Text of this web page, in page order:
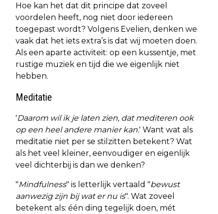
Hoe kan het dat dit principe dat zoveel
voordelen heeft, nog niet door iedereen
toegepast wordt? Volgens Evelien, denken we
vaak dat het iets extra’s is dat wij moeten doen.
Als een aparte activiteit: op een kussentje, met
rustige muziek en tijd die we eigenlijk niet
hebben.
Meditatie
'Daarom wil ik je laten zien, dat mediteren ook
op een heel andere manier kan.' Want wat als
meditatie niet per se stilzitten betekent? Wat
als het veel kleiner, eenvoudiger en eigenlijk
veel dichterbij is dan we denken?
"Mindfulness" is letterlijk vertaald "bewust
aanwezig zijn bij wat er nu is". Wat zoveel
betekent als: één ding tegelijk doen, mét